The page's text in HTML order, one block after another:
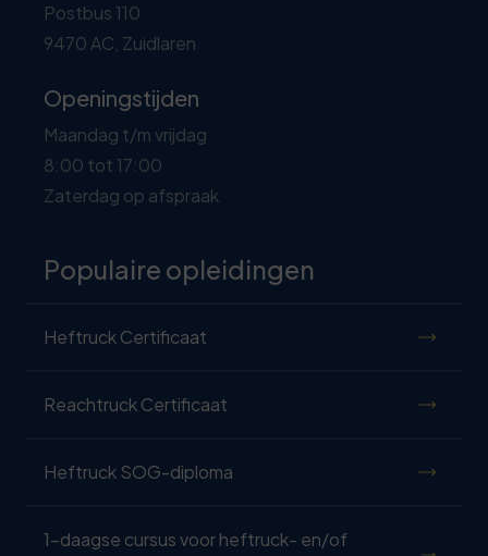
Postbus 110
9470 AC, Zuidlaren
Openingstijden
Maandag t/m vrijdag
8:00 tot 17:00
Zaterdag op afspraak
Populaire opleidingen
Heftruck Certificaat
Reachtruck Certificaat
Heftruck SOG-diploma
1-daagse cursus voor heftruck- en/of